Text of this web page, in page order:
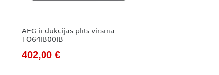
AEG indukcijas plīts virsma
TO64IB00IB
Original
402,00€Current